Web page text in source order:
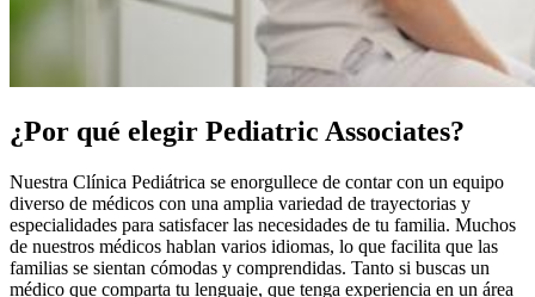
¿Por qué elegir Pediatric Associates?
Nuestra Clínica Pediátrica se enorgullece de contar con un equipo
diverso de médicos con una amplia variedad de trayectorias y
especialidades para satisfacer las necesidades de tu familia. Muchos
de nuestros médicos hablan varios idiomas, lo que facilita que las
familias se sientan cómodas y comprendidas. Tanto si buscas un
médico que comparta tu lenguaje, que tenga experiencia en un área